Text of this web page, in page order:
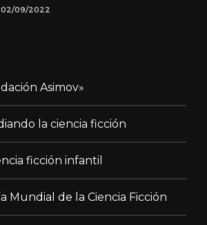
02/09/2022
Asimov»
la ciencia ficción
ficción infantil
Mundial de la Ciencia Ficción